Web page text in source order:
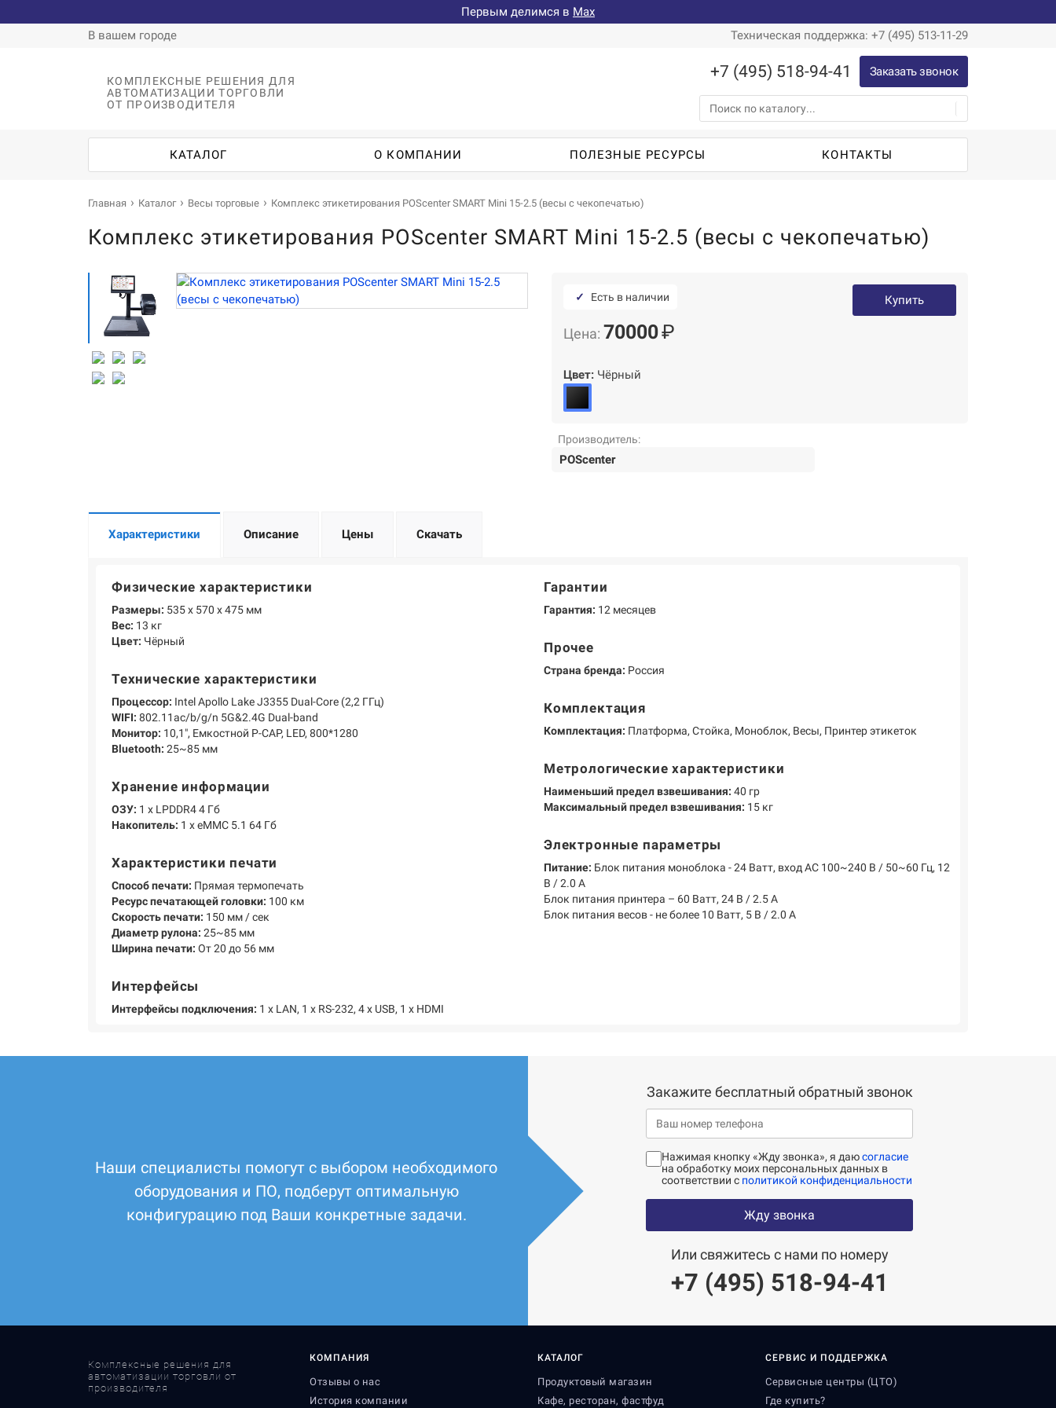
Первым делимся в Max
В вашем городе
Техническая поддержка: +7 (495) 513-11-29
КОМПЛЕКСНЫЕ РЕШЕНИЯ ДЛЯ
АВТОМАТИЗАЦИИ ТОРГОВЛИ
ОТ ПРОИЗВОДИТЕЛЯ
+7 (495) 518-94-41 Заказать звонок
КАТАЛОГ О КОМПАНИИ ПОЛЕЗНЫЕ РЕСУРСЫ КОНТАКТЫ
Главная Каталог Весы торговые Комплекс этикетирования POScenter SMART Mini 15-2.5 (весы с чекопечатью)
Комплекс этикетирования POScenter SMART Mini 15-2.5 (весы с чекопечатью)
Купить
✓ Есть в наличии
Цена: 70000₽
Цвет: Чёрный
Производитель:
POScenter
Характеристики Описание Цены Скачать
Физические характеристики
Размеры: 535 х 570 х 475 мм
Вес: 13 кг
Цвет: Чёрный
Технические характеристики
Процессор: Intel Apollo Lake J3355 Dual-Core (2,2 ГГц)
WIFI: 802.11ac/b/g/n 5G&2.4G Dual-band
Монитор: 10,1", Eмкостной P-CAP, LED, 800*1280
Bluetooth: 25~85 мм
Хранение информации
ОЗУ: 1 х LPDDR4 4 Гб
Накопитель: 1 х eMMC 5.1 64 Гб
Характеристики печати
Способ печати: Прямая термопечать
Ресурс печатающей головки: 100 км
Скорость печати: 150 мм / сек
Диаметр рулона: 25~85 мм
Ширина печати: От 20 до 56 мм
Интерфейсы
Интерфейсы подключения: 1 х LAN, 1 х RS-232, 4 х USB, 1 х HDMI
Гарантии
Гарантия: 12 месяцев
Прочее
Страна бренда: Россия
Комплектация
Комплектация: Платформа, Стойка, Моноблок, Весы, Принтер этикеток
Метрологические характеристики
Наименьший предел взвешивания: 40 гр
Максимальный предел взвешивания: 15 кг
Электронные параметры
Питание: Блок питания моноблока - 24 Ватт, вход AC 100~240 В / 50~60 Гц, 12
В / 2.0 A
Блок питания принтера – 60 Ватт, 24 В / 2.5 A
Блок питания весов - не более 10 Ватт, 5 В / 2.0 A
Наши специалисты помогут с выбором необходимого
оборудования и ПО, подберут оптимальную
конфигурацию под Ваши конкретные задачи.
Закажите бесплатный обратный звонок
Нажимая кнопку «Жду звонка», я даюсогласие
на обработку моих персональных данных в
соответствии с политикой конфиденциальности
Жду звонка
Или свяжитесь с нами по номеру
+7 (495) 518-94-41
Комплексные решения для
автоматизации торговли от
производителя
КОМПАНИЯ
Отзывы о нас
История компании
КАТАЛОГ
Продуктовый магазин
Кафе, ресторан, фастфуд
СЕРВИС И ПОДДЕРЖКА
Сервисные центры (ЦТО)
Где купить?